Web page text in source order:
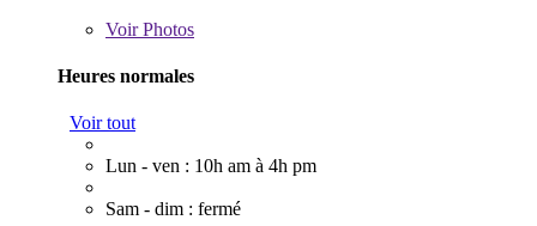
VoirPhotos
Heures normales
Voir tout
Lun - ven : 10h am à 4h pm
Sam - dim : fermé